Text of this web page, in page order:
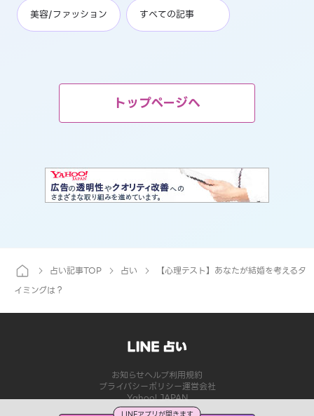
LINEアプリが開きます
美容/ファッション すべての記事
トップページへ
占い記事TOP 占い
【心理テスト】あなたが結婚を考えるタ
イミングは？
お知らせヘルプ利用規約
プライバシーポリシー運営会社
Yahoo! JAPAN